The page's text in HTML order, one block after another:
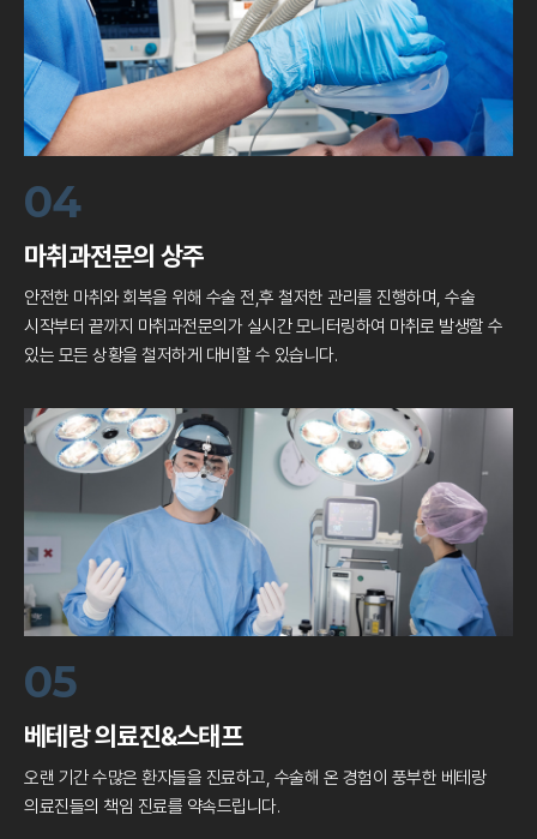
04
마취과전문의 상주
안전한 마취와 회복을 위해 수술 전,후 철저한 관리를 진행하며,수술
시작부터 끝까지 마취과전문의가 실시간 모니터링하여 마취로 발생할 수
있는 모든 상황을 철저하게 대비할 수 있습니다.
05
베테랑 의료진&스태프
오랜 기간 수많은 환자들을 진료하고, 수술해 온 경험이 풍부한 베테랑
의료진들의 책임 진료를 약속드립니다.